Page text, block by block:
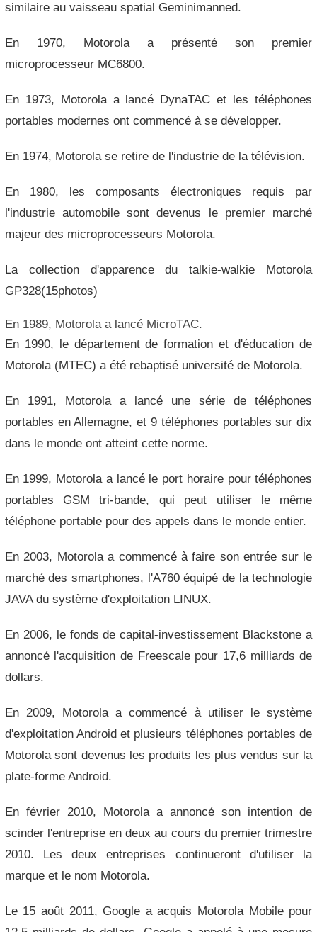
similaire au vaisseau spatial Geminimanned.
En 1970, Motorola a présenté son premier
microprocesseur MC6800.
En 1973, Motorola a lancé DynaTAC et les téléphones
portables modernes ont commencé à se développer.
En 1974, Motorola se retire de l'industrie de la télévision.
En 1980, les composants électroniques requis par
l'industrie automobile sont devenus le premier marché
majeur des microprocesseurs Motorola.
La collection d'apparence du talkie-walkie Motorola
GP328(15photos)
En 1989, Motorola a lancé MicroTAC.
En 1990, le département de formation et d'éducation de
Motorola (MTEC) a été rebaptisé université de Motorola.
En 1991, Motorola a lancé une série de téléphones
portables en Allemagne, et 9 téléphones portables sur dix
dans le monde ont atteint cette norme.
En 1999, Motorola a lancé le port horaire pour téléphones
portables GSM tri-bande, qui peut utiliser le même
téléphone portable pour des appels dans le monde entier.
En 2003, Motorola a commencé à faire son entrée sur le
marché des smartphones, l'A760 équipé de la technologie
JAVA du système d'exploitation LINUX.
En 2006, le fonds de capital-investissement Blackstone a
annoncé l'acquisition de Freescale pour 17,6 milliards de
dollars.
En 2009, Motorola a commencé à utiliser le système
d'exploitation Android et plusieurs téléphones portables de
Motorola sont devenus les produits les plus vendus sur la
plate-forme Android.
En février 2010, Motorola a annoncé son intention de
scinder l'entreprise en deux au cours du premier trimestre
2010. Les deux entreprises continueront d'utiliser la
marque et le nom Motorola.
Le 15 août 2011, Google a acquis Motorola Mobile pour